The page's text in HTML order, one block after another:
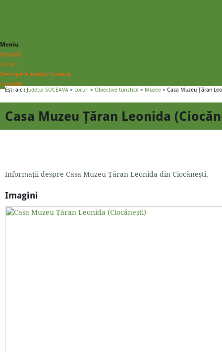
Meniu
Activități
Locuri
Descoperă județul Suceava
Localități
Ești aici: Județul SUCEAVA > Locuri > Obiective turistice > Muzee > Casa Muzeu Țăran
Casa Muzeu Țăran Leonida
Informații despre Casa Muzeu Țăran Leonida din Ciocănești.
Imagini